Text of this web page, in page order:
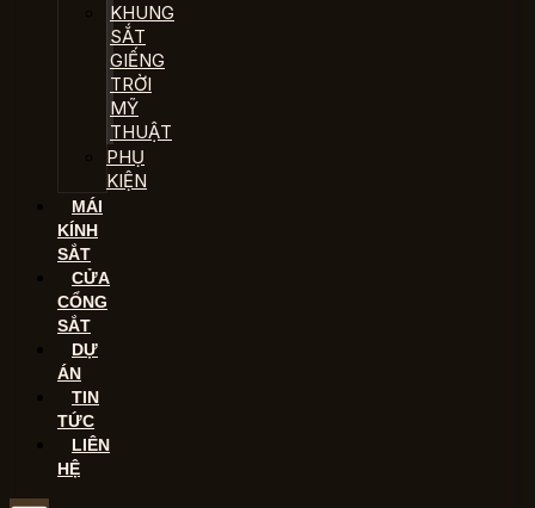
KHUNG
SẮT
GIẾNG
TRỜI
MỸ
THUẬT
PHỤ
KIỆN
MÁI
KÍNH
SẮT
CỬA
CỔNG
SẮT
DỰ
ÁN
TIN
TỨC
LIÊN
HỆ